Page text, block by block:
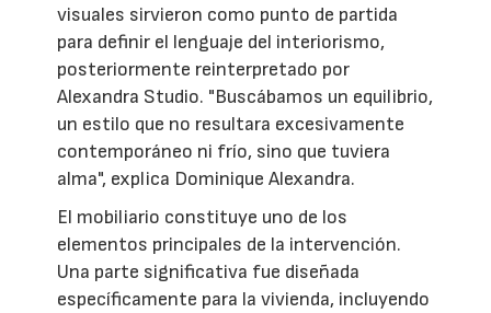
visuales sirvieron como punto de partida
para definir el lenguaje del interiorismo,
posteriormente reinterpretado por
Alexandra Studio. "Buscábamos un equilibrio,
un estilo que no resultara excesivamente
contemporáneo ni frío, sino que tuviera
alma", explica Dominique Alexandra.
El mobiliario constituye uno de los
elementos principales de la intervención.
Una parte significativa fue diseñada
específicamente para la vivienda, incluyendo